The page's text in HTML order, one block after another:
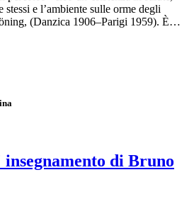
stessi e l’ambiente sulle orme degli
(Danzica 1906–Parigi 1959). È…
di Bruno